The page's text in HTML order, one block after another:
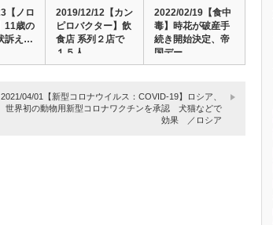
【ノロ
11歳の
訴え…
2019/12/12【カン
ピロバクター】飲
食店 系列２店で
１５人…
2022/02/19【食中
毒】時花が破産手
続き開始決定、帝
国デー…
2021/04/01【新型コロナウイルス：COVID-19】ロシア、
世界初の動物用新型コロナワクチンを承認 犬猫などで
効果 ／ロシア